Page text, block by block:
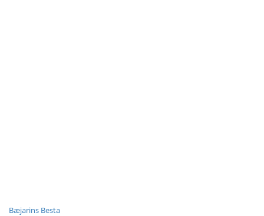
Bæjarins Besta